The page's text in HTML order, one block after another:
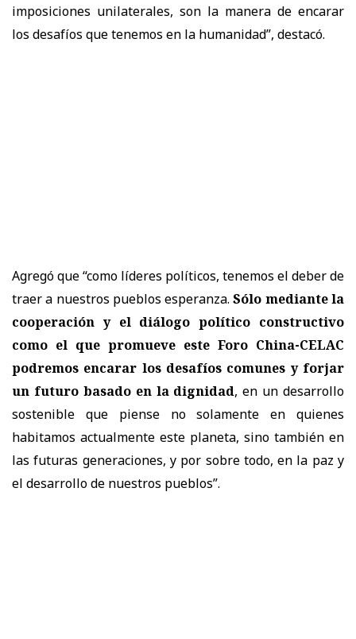
imposiciones unilaterales, son la manera de encarar
los desafíos que tenemos en la humanidad”, destacó.
Agregó que “como líderes políticos, tenemos el deber de
traer a nuestros pueblos esperanza.Sólo mediante la
cooperación y el diálogo político constructivo
como el que promueve este Foro China-CELAC
podremos encarar los desafíos comunes y forjar
un futuro basado en la dignidad, en un desarrollo
sostenible que piense no solamente en quienes
habitamos actualmente este planeta, sino también en
las futuras generaciones, y por sobre todo, en la paz y
el desarrollo de nuestros pueblos”.